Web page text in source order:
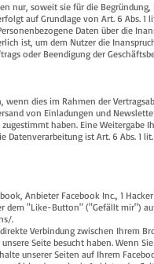
nur, soweit sie für die
auf Grundlage von Art. 6 Abs. 1
Daten über die
ist, um dem Nutzer die
oder Beendigung der
dies im Rahmen der
von Einladungen und
haben. Eine Weitergabe
ist Art. 6 Abs. 1
Anbieter Facebook Inc., 1
dem "Like-Button" ("Gefällt mir")
.
Verbindung zwischen Ihrem
Seite besucht haben. Wenn
unserer Seiten auf Ihrem